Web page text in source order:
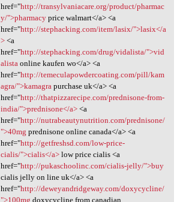
href="http://transylvaniacare.org/product/pharmac
y/">pharmacyprice walmart</a> <a
href="http://stephacking.com/item/lasix/">lasix</a
><a
href="http://stephacking.com/drug/vidalista/">vid
alista online kaufen wo</a> <a
href="http://temeculapowdercoating.com/pill/kam
agra/">kamagra purchase uk</a> <a
href="http://thatpizzarecipe.com/prednisone-from-
india/">prednisone</a><a
href="http://nutrabeautynutrition.com/prednisone/
">40mg prednisone online canada</a> <a
href="http://getfreshsd.com/low-price-
cialis/">cialis</a>low price cialis <a
href="http://pukaschoolinc.com/cialis-jelly/">buy
cialis jelly on line uk</a> <a
href="http://deweyandridgeway.com/doxycycline/
">100mg doxycycline from canadian